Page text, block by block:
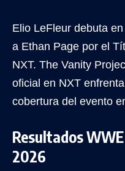
Elio LeFleur debuta
a Ethan Page por el
NXT. The Vanity
oficial en NXT
cobertura del evento
Resultados
2026